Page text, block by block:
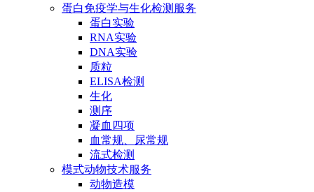
蛋白免疫学与生化检测服务
蛋白实验
RNA实验
DNA实验
质粒
ELISA检测
生化
测序
凝血四项
血常规、尿常规
流式检测
模式动物技术服务
动物造模